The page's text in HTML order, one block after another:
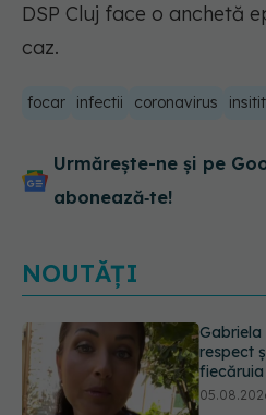
DSP Cluj face o anchetă
caz.
focar infectii coronavirus
Urmărește-ne și pe
abonează‑te!
NOUTĂȚI
Prof. dr.
Board-ul